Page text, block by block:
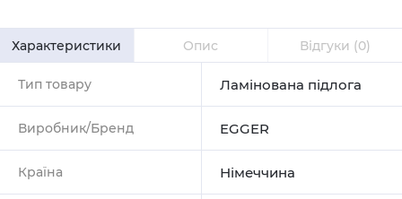
Характеристики Опис Відгуки (0)
Тип товару Ламінована підлога
Виробник/Бренд EGGER
Країна Німеччина